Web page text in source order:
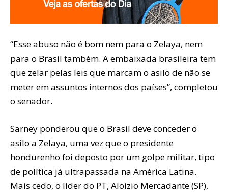
“Esse abuso não é bom nem para o Zelaya, nem
para o Brasil também. A embaixada brasileira tem
que zelar pelas leis que marcam o asilo de não se
meter em assuntos internos dos países”, completou
o senador.
Sarney ponderou que o Brasil deve conceder o
asilo a Zelaya, uma vez que o presidente
hondurenho foi deposto por um golpe militar, tipo
de política já ultrapassada na América Latina.
Mais cedo, o líder do PT, Aloizio Mercadante (SP),